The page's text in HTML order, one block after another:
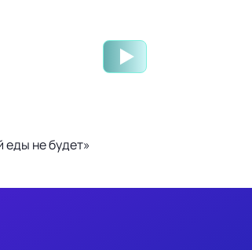
еды не будет»